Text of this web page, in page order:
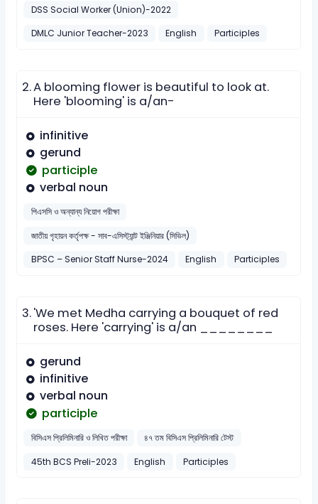
DSS Social Worker (Union)-2022
DMLC Junior Teacher-2023
English Participles
2.A blooming flower is beautiful to look at.
Here 'blooming' is a/an-
infinitive
gerund
participle
verbal noun
পিএসসি ও অন্যান্য নিয়োগ পরীক্ষা
জাতীয় গৃহায়ন কর্তৃপক্ষ - সাব-এসিস্ট্যান্ট ইঞ্জিনিয়ার (সিভিল)
BPSC – Senior Staff Nurse-2024
English Participles
3.'We met Medha carrying a bouquet of red
roses. Here 'carrying' is a/an ________
gerund
infinitive
verbal noun
participle
বিসিএস প্রিলিমিনারি ও লিখিত পরীক্ষা
৪৭ তম বিসিএস প্রিলিমিনারি টেস্ট
45th BCS Preli-2023
English Participles